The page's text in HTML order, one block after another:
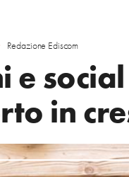
Redazione Ediscom
e
in